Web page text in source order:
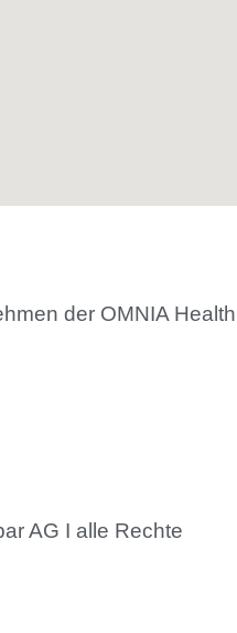
der OMNIA Health
AG I alle Rechte